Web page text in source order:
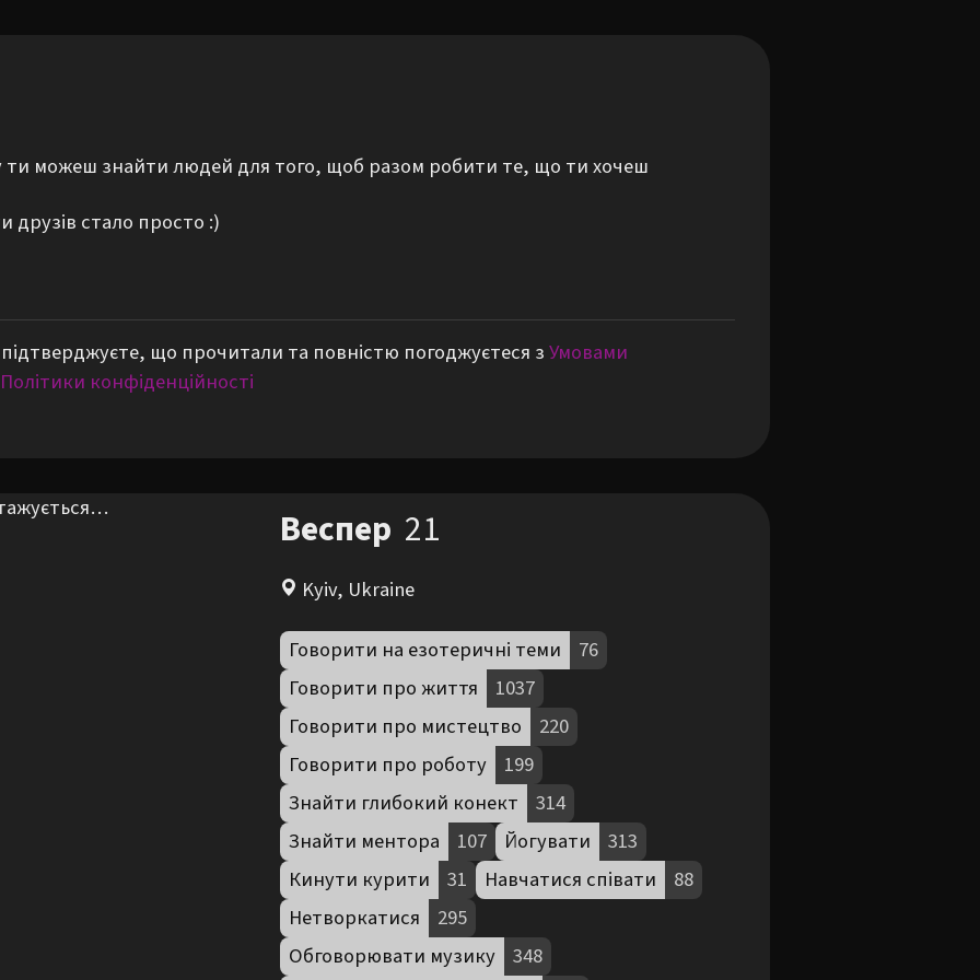
ти можеш знайти людей для того, щоб разом робити те, що ти хочеш
стало просто :)
що прочитали та повністю погоджуєтеся зУмовами
Політики конфіденційності
Веспер 21
Kyiv, Ukraine
Говорити на езотеричні теми
76
Говорити про життя
1037
Говорити про мистецтво
220
Говорити про роботу
199
Знайти глибокий конект
314
Знайти ментора
107 Йогувати
313
Кинути курити
31 Навчатися співати
88
Нетворкатися
295
Обговорювати музику
348